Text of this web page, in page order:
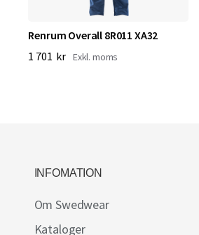
Renrum Overall 8R011 XA32
1 701 kr
INFOMATION
Om Swedwear
Kataloger